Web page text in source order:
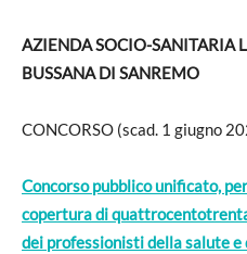
AZIENDA SOCIO-SANITARIA
BUSSANA DI SANREMO
CONCORSO (scad. 1 giugno
Concorso pubblico unificato,
copertura di
dei professionisti della salute e